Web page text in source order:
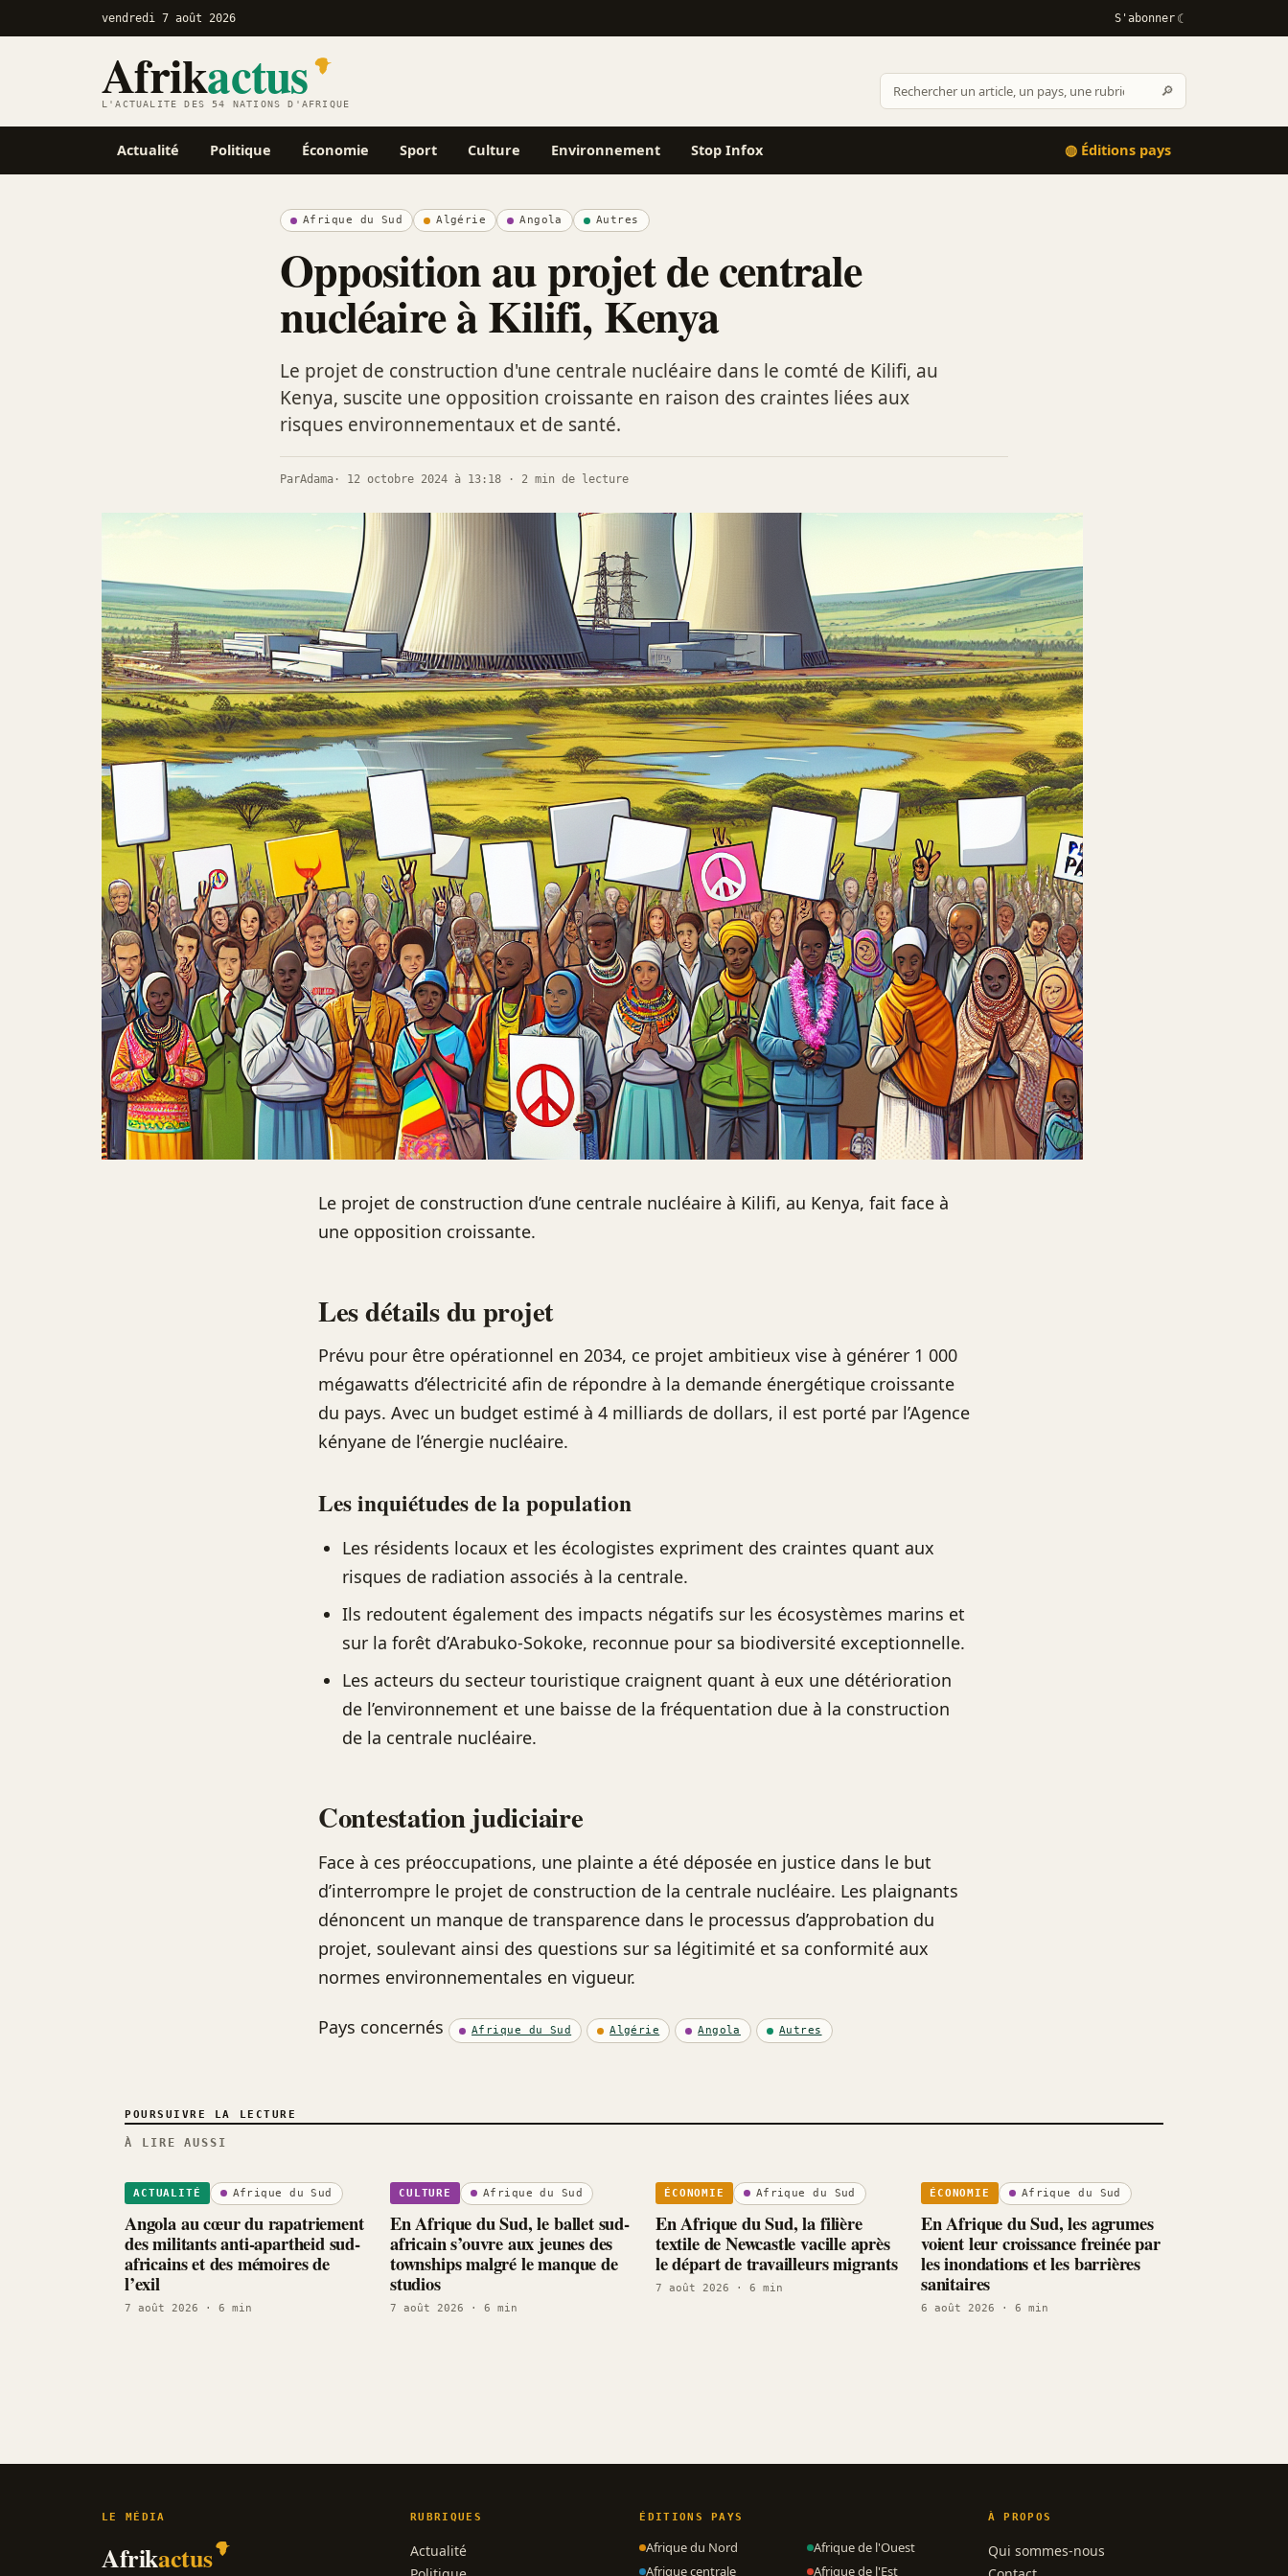
vendredi 7 août 2026 S'abonner
Afrikactus
L'ACTUALITÉ DES 54 NATIONS D'AFRIQUE
Rechercher
sur
Rechercher
🔎
Actualité Politique Économie Sport Culture Environnement Stop Infox ◍ Éditions pays
Afrique du Sud Algérie Angola Autres
Opposition au projet de centrale
nucléaire à Kilifi, Kenya
Le projet de construction d'une centrale nucléaire dans le comté de Kilifi, au
Kenya, suscite une opposition croissante en raison des craintes liées aux
risques environnementaux et de santé.
ParAdama · 12 octobre 2024 à 13:18 · 2 min de lecture
Le projet de construction d’une centrale nucléaire à Kilifi, au Kenya, fait face à
une opposition croissante.
Les détails du projet
Prévu pour être opérationnel en 2034, ce projet ambitieux vise à générer 1 000
mégawatts d’électricité afin de répondre à la demande énergétique croissante
du pays. Avec un budget estimé à 4 milliards de dollars, il est porté par l’Agence
kényane de l’énergie nucléaire.
Les inquiétudes de la population
Les résidents locaux et les écologistes expriment des craintes quant aux
risques de radiation associés à la centrale.
Ils redoutent également des impacts négatifs sur les écosystèmes marins et
sur la forêt d’Arabuko-Sokoke, reconnue pour sa biodiversité exceptionnelle.
Les acteurs du secteur touristique craignent quant à eux une détérioration
de l’environnement et une baisse de la fréquentation due à la construction
de la centrale nucléaire.
Contestation judiciaire
Face à ces préoccupations, une plainte a été déposée en justice dans le but
d’interrompre le projet de construction de la centrale nucléaire. Les plaignants
dénoncent un manque de transparence dans le processus d’approbation du
projet, soulevant ainsi des questions sur sa légitimité et sa conformité aux
normes environnementales en vigueur.
Pays concernés Afrique du Sud Algérie Angola Autres
POURSUIVRE LA LECTURE
À LIRE AUSSI
ACTUALITÉ Afrique du Sud
Angola au cœur du rapatriement
des militants anti-apartheid sud-
africains et des mémoires de
l’exil
7 août 2026 · 6 min
CULTURE Afrique du Sud
En Afrique du Sud, le ballet sud-
africain s’ouvre aux jeunes des
townships malgré le manque de
studios
7 août 2026 · 6 min
ÉCONOMIE Afrique du Sud
En Afrique du Sud, la filière
textile de Newcastle vacille après
le départ de travailleurs migrants
7 août 2026 · 6 min
ÉCONOMIE Afrique du Sud
En Afrique du Sud, les agrumes
voient leur croissance freinée par
les inondations et les barrières
sanitaires
6 août 2026 · 6 min
LE MÉDIA
Afrikactus
RUBRIQUES
Actualité
ÉDITIONS PAYS
Afrique du Nord
Afrique de l'Ouest
Afrique centrale
Afrique de l'Est
À PROPOS
Qui sommes-nous